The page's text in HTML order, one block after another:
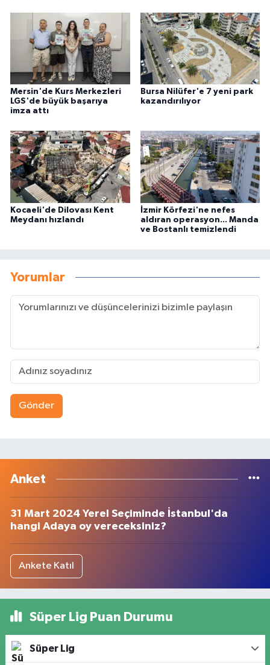
Mersin'de Kurs Merkezleri
LGS'de büyük başarıya
imza attı
Bursa Nilüfer'e 7 yeni park
kazandırılıyor
Kocaeli'de Dilovası Kent
Meydanı hızlandı
İzmir Körfezi'ne nefes
aldıran operasyon... Manda
ve Bostanlı temizlendi
Yorumlar
Gönder
Anket
31 Mart 2024 Yerel Seçiminde İstanbul'da
hangi Adaya oy vereceksiniz?
Ankete Katıl
Süper Lig Puan Durumu
Süper Lig